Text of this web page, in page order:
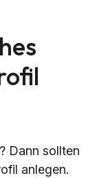
Dann sollten
anlegen.